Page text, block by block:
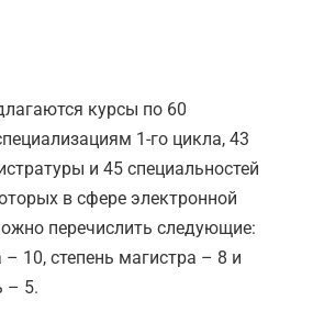
курсы по 60
1-го цикла, 43
и 45 специальностей
в сфере электронной
перечислить следующие:
– 10, степень магистра – 8 и
– 5.